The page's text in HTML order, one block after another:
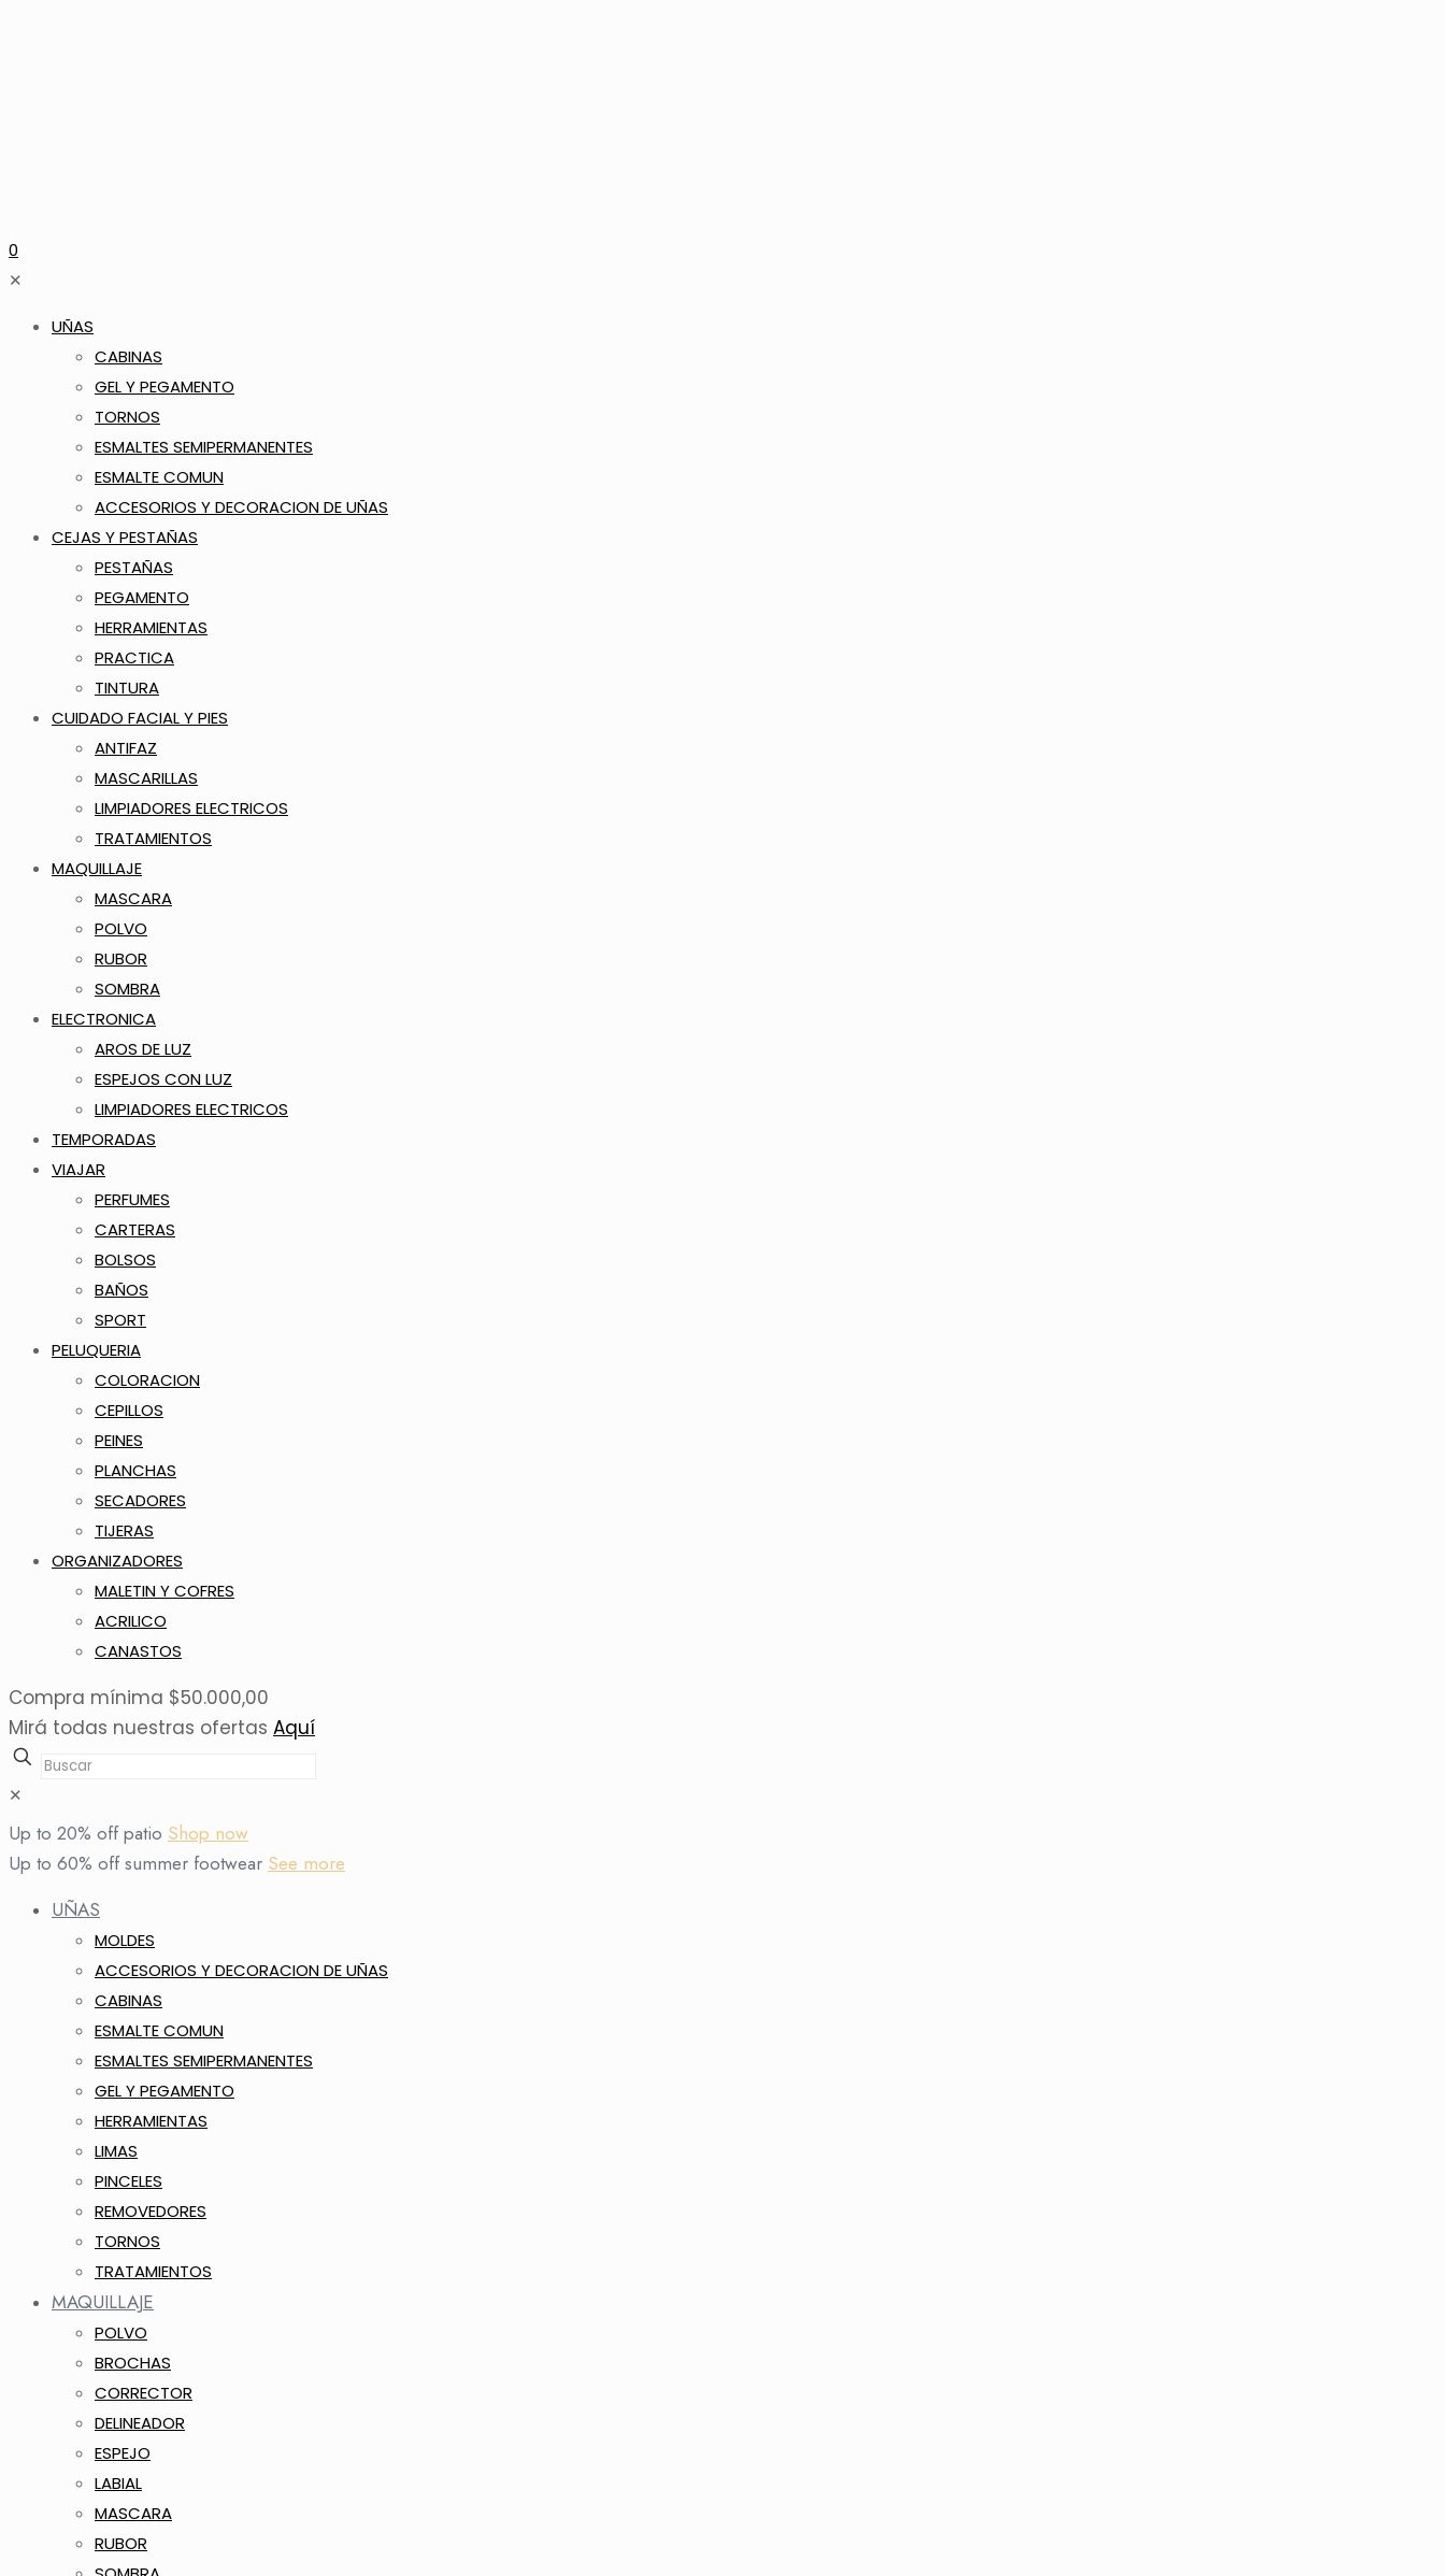
0
✕
UÑAS
CABINAS
GEL Y PEGAMENTO
TORNOS
ESMALTES SEMIPERMANENTES
ESMALTE COMUN
ACCESORIOS Y DECORACION DE UÑAS
CEJAS Y PESTAÑAS
PESTAÑAS
PEGAMENTO
HERRAMIENTAS
PRACTICA
TINTURA
CUIDADO FACIAL Y PIES
ANTIFAZ
MASCARILLAS
LIMPIADORES ELECTRICOS
TRATAMIENTOS
MAQUILLAJE
MASCARA
POLVO
RUBOR
SOMBRA
ELECTRONICA
AROS DE LUZ
ESPEJOS CON LUZ
LIMPIADORES ELECTRICOS
TEMPORADAS
VIAJAR
PERFUMES
CARTERAS
BOLSOS
BAÑOS
SPORT
PELUQUERIA
COLORACION
CEPILLOS
PEINES
PLANCHAS
SECADORES
TIJERAS
ORGANIZADORES
MALETIN Y COFRES
ACRILICO
CANASTOS
Compra mínima $50.000,00
Mirá todas nuestras ofertas Aquí
✕
Up to 20% off patio Shop now
Up to 60% off summer footwear See more
UÑAS
MOLDES
ACCESORIOS Y DECORACION DE UÑAS
CABINAS
ESMALTE COMUN
ESMALTES SEMIPERMANENTES
GEL Y PEGAMENTO
HERRAMIENTAS
LIMAS
PINCELES
REMOVEDORES
TORNOS
TRATAMIENTOS
MAQUILLAJE
POLVO
BROCHAS
CORRECTOR
DELINEADOR
ESPEJO
LABIAL
MASCARA
RUBOR